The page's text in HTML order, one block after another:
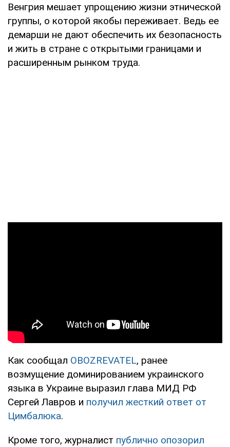
Венгрия мешает упрощению жизни этнической
группы, о которой якобы переживает. Ведь ее
демарши не дают обеспечить их безопасность
и жить в стране с открытыми границами и
расширенным рынком труда.
Как сообщал OBOZREVATEL, ранее
возмущение доминированием украинского
языка в Украине выразил глава МИД РФ
Сергей Лавров и получил жесткий ответ от
Цимбалюка.
Кроме того, журналист публично опозорил